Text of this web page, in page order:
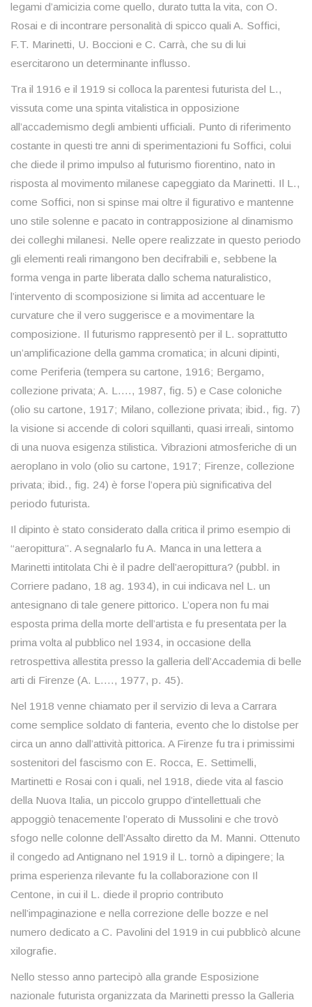
legami d’amicizia come quello, durato tutta la vita, con O.
Rosai e di incontrare personalità di spicco quali A. Soffici,
F.T. Marinetti, U. Boccioni e C. Carrà, che su di lui
esercitarono un determinante influsso.
Tra il 1916 e il 1919 si colloca la parentesi futurista del L.,
vissuta come una spinta vitalistica in opposizione
all’accademismo degli ambienti ufficiali. Punto di riferimento
costante in questi tre anni di sperimentazioni fu Soffici, colui
che diede il primo impulso al futurismo fiorentino, nato in
risposta al movimento milanese capeggiato da Marinetti. Il L.,
come Soffici, non si spinse mai oltre il figurativo e mantenne
uno stile solenne e pacato in contrapposizione al dinamismo
dei colleghi milanesi. Nelle opere realizzate in questo periodo
gli elementi reali rimangono ben decifrabili e, sebbene la
forma venga in parte liberata dallo schema naturalistico,
l’intervento di scomposizione si limita ad accentuare le
curvature che il vero suggerisce e a movimentare la
composizione. Il futurismo rappresentò per il L. soprattutto
un’amplificazione della gamma cromatica; in alcuni dipinti,
come Periferia (tempera su cartone, 1916; Bergamo,
collezione privata; A. L.…, 1987, fig. 5) e Case coloniche
(olio su cartone, 1917; Milano, collezione privata; ibid., fig. 7)
la visione si accende di colori squillanti, quasi irreali, sintomo
di una nuova esigenza stilistica. Vibrazioni atmosferiche di un
aeroplano in volo (olio su cartone, 1917; Firenze, collezione
privata; ibid., fig. 24) è forse l’opera più significativa del
periodo futurista.
Il dipinto è stato considerato dalla critica il primo esempio di
“aeropittura”. A segnalarlo fu A. Manca in una lettera a
Marinetti intitolata Chi è il padre dell’aeropittura? (pubbl. in
Corriere padano, 18 ag. 1934), in cui indicava nel L. un
antesignano di tale genere pittorico. L’opera non fu mai
esposta prima della morte dell’artista e fu presentata per la
prima volta al pubblico nel 1934, in occasione della
retrospettiva allestita presso la galleria dell’Accademia di belle
arti di Firenze (A. L.…, 1977, p. 45).
Nel 1918 venne chiamato per il servizio di leva a Carrara
come semplice soldato di fanteria, evento che lo distolse per
circa un anno dall’attività pittorica. A Firenze fu tra i primissimi
sostenitori del fascismo con E. Rocca, E. Settimelli,
Martinetti e Rosai con i quali, nel 1918, diede vita al fascio
della Nuova Italia, un piccolo gruppo d’intellettuali che
appoggiò tenacemente l’operato di Mussolini e che trovò
sfogo nelle colonne dell’Assalto diretto da M. Manni. Ottenuto
il congedo ad Antignano nel 1919 il L. tornò a dipingere; la
prima esperienza rilevante fu la collaborazione con Il
Centone, in cui il L. diede il proprio contributo
nell’impaginazione e nella correzione delle bozze e nel
numero dedicato a C. Pavolini del 1919 in cui pubblicò alcune
xilografie.
Nello stesso anno partecipò alla grande Esposizione
nazionale futurista organizzata da Marinetti presso la Galleria